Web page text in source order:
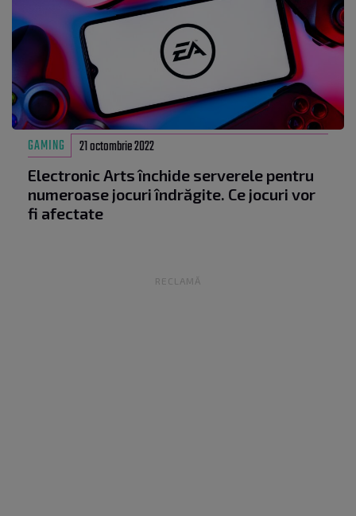
GAMING 21 octombrie 2022
Electronic Arts închide serverele pentru
numeroase jocuri îndrăgite. Ce jocuri vor
fi afectate
RECLAMĂ